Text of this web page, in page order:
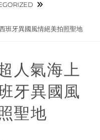
班牙異國風情絕美拍照聖地
人氣海上
牙異國風
聖地